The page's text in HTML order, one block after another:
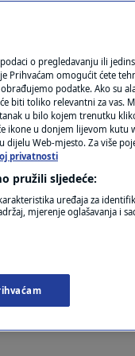
mentalno
u srijedu.
o pregledavanju ili
Prihvaćam omogućit ćete
podatke. Ako su
biti toliko relevantni za vas.
u bilo kojem trenutku
ikone u donjem lijevom kutu
dijelu Web-mjesto. Za više
privatnosti
pružili sljedeće:
uređaja za
mjerenje oglašavanja i